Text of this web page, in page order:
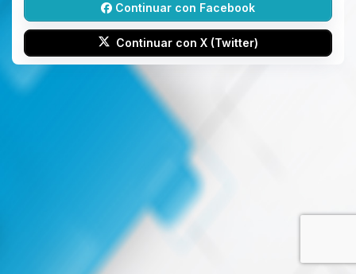
Continuar con Facebook
Continuar con X (Twitter)